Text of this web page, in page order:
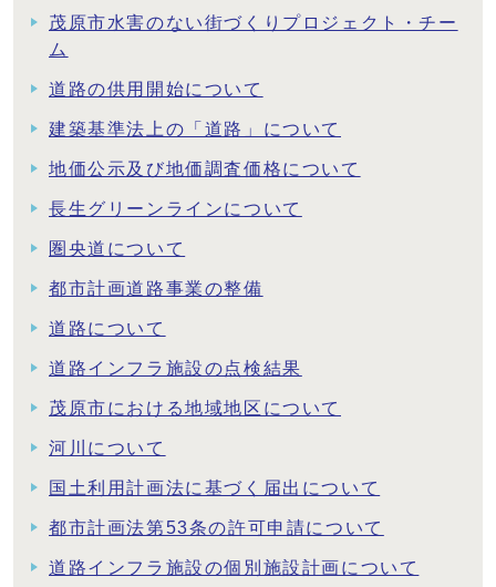
茂原市水害のない街づくりプロジェクト・チー
ム
道路の供用開始について
建築基準法上の「道路」について
地価公示及び地価調査価格について
長生グリーンラインについて
圏央道について
都市計画道路事業の整備
道路について
道路インフラ施設の点検結果
茂原市における地域地区について
河川について
国土利用計画法に基づく届出について
都市計画法第53条の許可申請について
道路インフラ施設の個別施設計画について